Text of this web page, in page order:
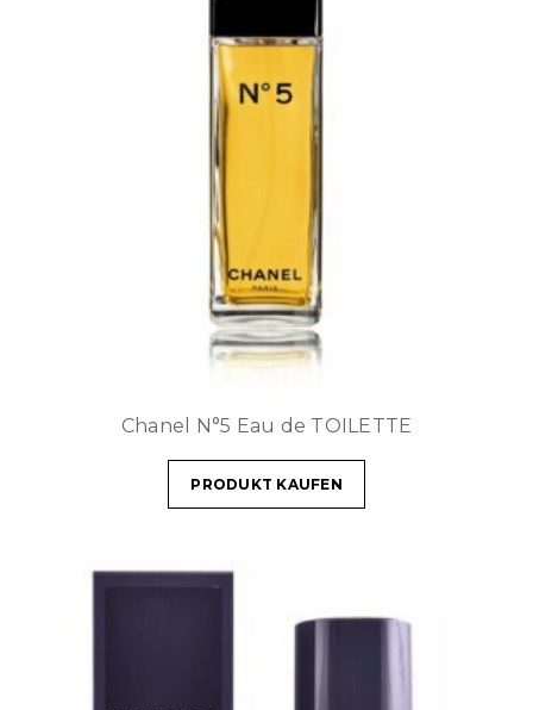
Chanel N°5 Eau de TOILETTE
PRODUKT KAUFEN